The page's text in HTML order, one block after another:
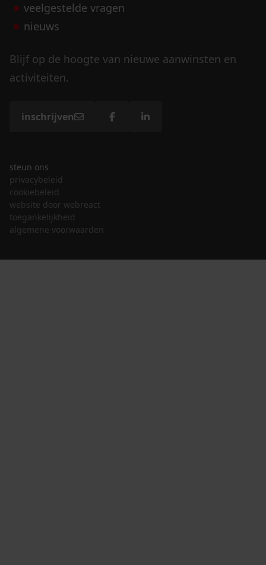
veelgestelde vragen
nieuws
Blijf op de hoogte van nieuwe aanwinsten en
activiteiten.
inschrijven
steun ons
privacybeleid
cookiebeleid
website door webreact
toegankelijkheid
algemene voorwaarden